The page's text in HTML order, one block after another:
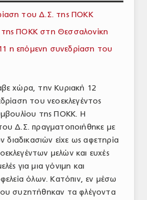
του Δ.Σ. της ΠΟΚΚ
ΠΟΚΚ στη Θεσσαλονίκη
η επόμενη συνεδρίαση του
χώρα, την Κυριακή 12
του νεοεκλεγέντος
της ΠΟΚΚ. Η
Δ.Σ. πραγματοποιήθηκε με
διαδικασιών είχε ως αφετηρία
μελών και ευχές
για μια γόνιμη και
όλων. Κατόπιν, εν μέσω
συζητήθηκαν τα φλέγοντα